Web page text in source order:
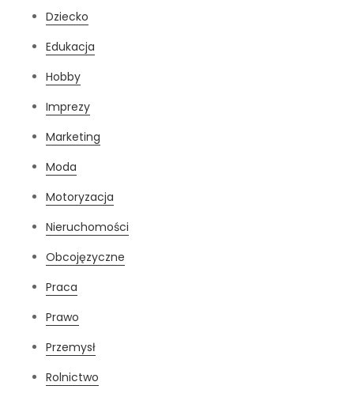
Dziecko
Edukacja
Hobby
Imprezy
Marketing
Moda
Motoryzacja
Nieruchomości
Obcojęzyczne
Praca
Prawo
Przemysł
Rolnictwo